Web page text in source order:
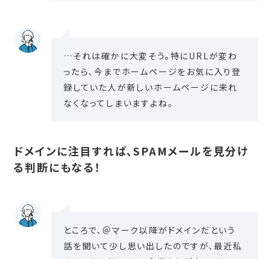
…それは確かに大変そう。特にURLが変わ
ったら、今までホームページをお気に入り登
録していた人が新しいホームページに来れ
なくなってしまいますよね。
ドメインに注目すれば、SPAMメールを見分け
る判断にもなる！
ところで、＠マーク以降がドメインだという
話を聞いて少し思い出したのですが、最近私